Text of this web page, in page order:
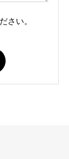
さい。